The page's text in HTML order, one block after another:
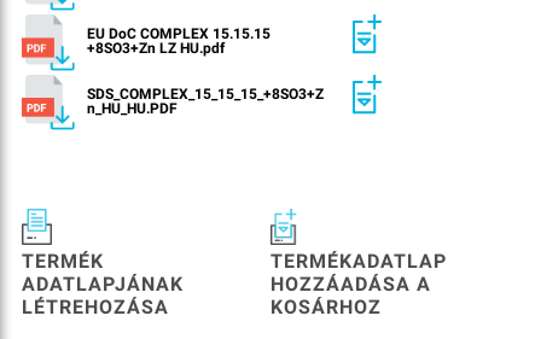
EU DoC COMPLEX 15.15.15
+8SO3+Zn LZ HU.pdf
SDS_COMPLEX_15_15_15_+8SO3+Z
n_HU_HU.PDF
TERMÉK
ADATLAPJÁNAK
LÉTREHOZÁSA
TERMÉKADATLAP
HOZZÁADÁSA A
KOSÁRHOZ